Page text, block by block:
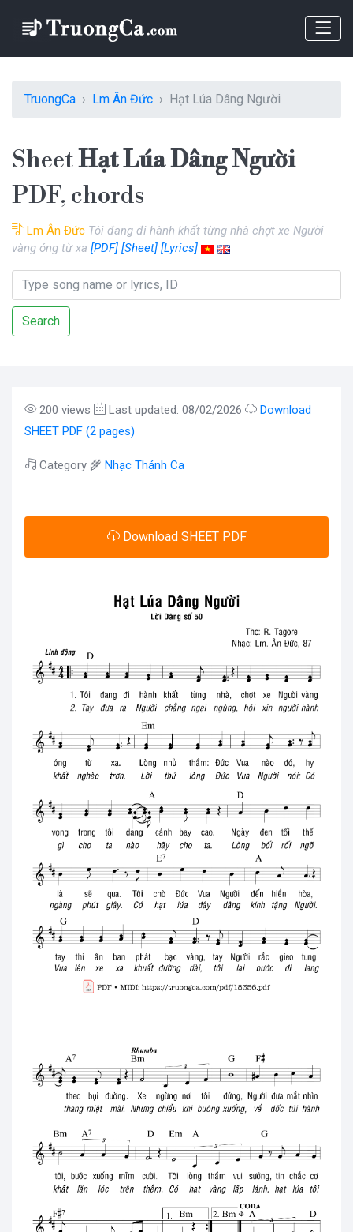
TruongCa Lm Ân Đức Hạt Lúa Dâng Người
SheetHạt Lúa Dâng Người
PDF, chords
Lm Ân Đức Tôi đang đi hành khất từng nhà chợt xe Người
vàng óng từ xa [PDF] [Sheet] [Lyrics]
Search
200 views Last updated: 08/02/2026
Download
SHEET PDF (2 pages)
Category 🌾 Nhạc Thánh Ca
Download SHEET PDF